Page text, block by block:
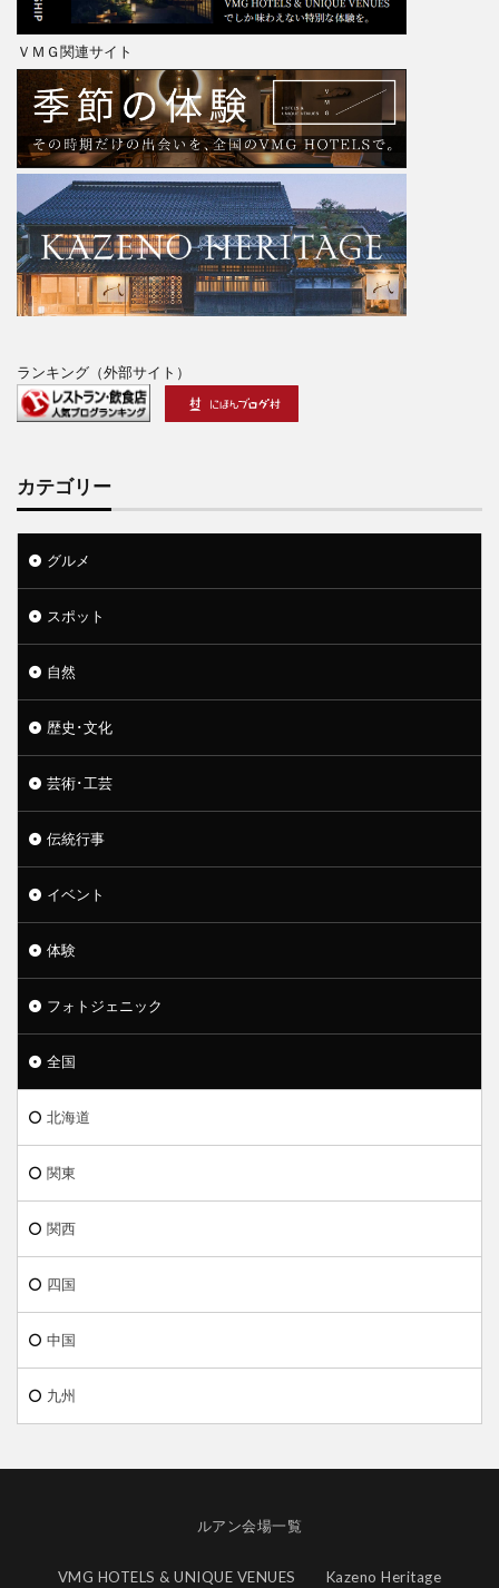
ＶＭＧ関連サイト
ランキング（外部サイト）
カテゴリー
グルメ
スポット
自然
歴史･文化
芸術･工芸
伝統行事
イベント
体験
フォトジェニック
全国
北海道
関東
関西
四国
中国
九州
ルアン会場一覧
VMG HOTELS & UNIQUE VENUES Kazeno Heritage